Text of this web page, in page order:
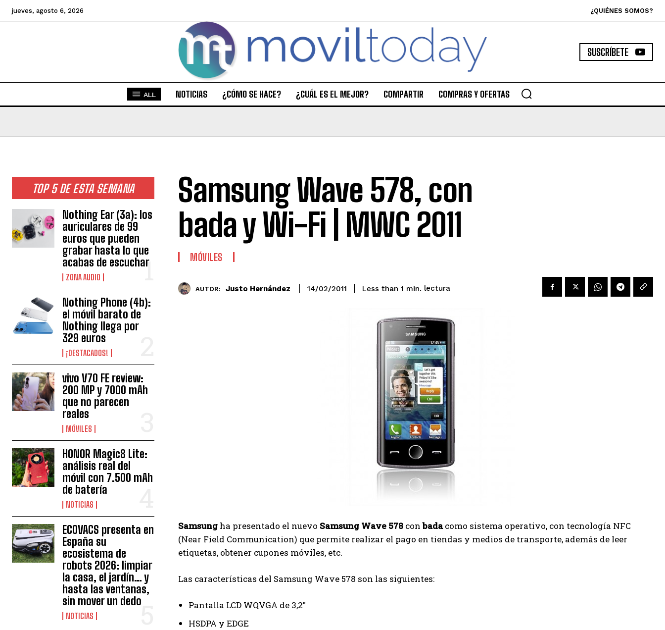
jueves, agosto 6, 2026 ¿QUIÉNES SOMOS?
SUSCRÍBETE
ALL NOTICIAS ¿CÓMO SE HACE? ¿CUÁL ES EL MEJOR? COMPARTIR COMPRAS Y OFERTAS
TOP 5 DE ESTA SEMANA
Nothing Ear (3a): los
auriculares de 99
euros que pueden
grabar hasta lo que
acabas de escuchar
ZONA AUDIO
Nothing Phone (4b):
el móvil barato de
Nothing llega por
329 euros
¡DESTACADOS!
vivo V70 FE review:
200 MP y 7000 mAh
que no parecen
reales
MÓVILES
HONOR Magic8 Lite:
análisis real del
móvil con 7.500 mAh
de batería
NOTICIAS
ECOVACS presenta en
España su
ecosistema de
robots 2026: limpiar
la casa, el jardín… y
hasta las ventanas,
sin mover un dedo
NOTICIAS
Samsung Wave 578, con
bada y Wi-Fi | MWC 2011
MÓVILES
AUTOR: Justo Hernández 14/02/2011 Less than 1 min. lectura
Samsung ha presentado el nuevo Samsung Wave 578 conbadacomo sistema operativo, con tecnología NFC
(Near Field Communication) que permite realizar el pago en tiendas y medios de transporte, además de leer
etiquetas, obtener cupones móviles, etc.
Las características del Samsung Wave 578 son las siguientes:
Pantalla LCD WQVGA de 3,2″
HSDPA y EDGE